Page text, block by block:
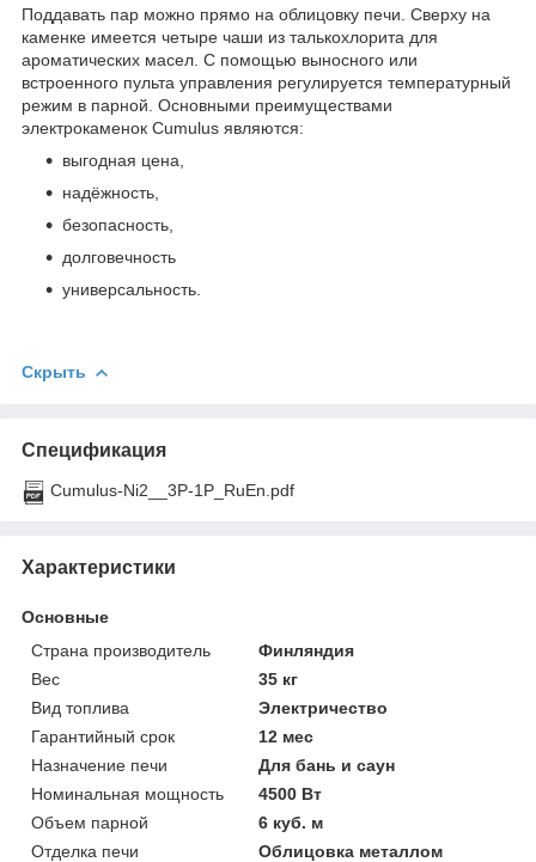
Поддавать пар можно прямо на облицовку печи. Сверху на
каменке имеется четыре чаши из талькохлорита для
ароматических масел. С помощью выносного или
встроенного пульта управления регулируется температурный
режим в парной. Основными преимуществами
электрокаменок Cumulus являются:
выгодная цена,
надёжность,
безопасность,
долговечность
универсальность.
Скрыть
Спецификация
Cumulus-Ni2__3P-1P_RuEn.pdf
Характеристики
Основные
Страна производитель
Финляндия
Вес
35 кг
Вид топлива
Электричество
Гарантийный срок
12 мес
Назначение печи
Для бань и саун
Номинальная мощность
4500 Вт
Объем парной
6 куб. м
Отделка печи
Облицовка металлом